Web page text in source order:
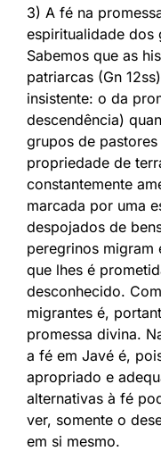
3) A fé na
espiritualidade dos
Sabemos que as
patriarcas (Gn
insistente: o da
descendência)
grupos de
propriedade de
constantemente
marcada por uma
despojados de
peregrinos migram
que lhes é
desconhecido.
migrantes é,
promessa divina.
a fé em Javé é,
apropriado e
alternativas à fé
ver, somente o
em si mesmo.